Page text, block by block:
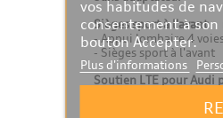
Sièges sport à l'avant
- Appui lombaire 4
- Sièges sport à l'avant
Soutien LTE pour Audi
Style aluminium
vos habitudes de
consentement à
bouton Accepter.
Plus d'informations